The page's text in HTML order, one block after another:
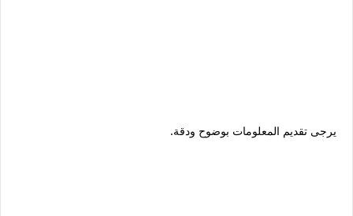
يرجى تقديم المعلومات بوضوح ودقة.